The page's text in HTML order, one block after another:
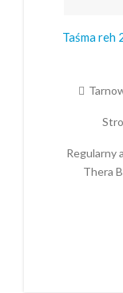
Taśma reh
Regularny
Thera